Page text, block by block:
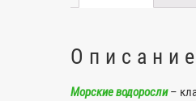
Описание
Морские водоросли –